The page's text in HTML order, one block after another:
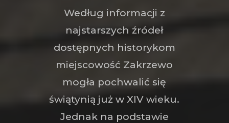
Według informacji z
najstarszych źródeł
dostępnych historykom
miejscowość Zakrzewo
mogła pochwalić się
świątynią już w XIV wieku.
Jednak na podstawie